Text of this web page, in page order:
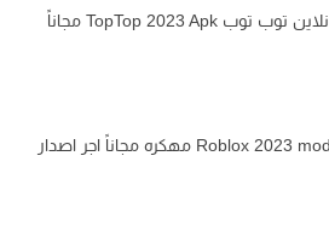
تحميل العاب دردشة اونلاين توب توب TopTop 2023 Apk مجاناً
تحميل لعبة روبلوكس Roblox 2023 mod مهكره مجاناً اجر اصدار